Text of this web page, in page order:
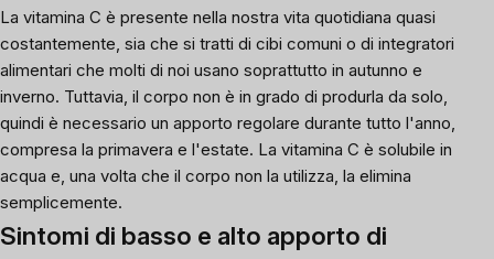
La vitamina C è presente nella nostra vita quotidiana quasi
costantemente, sia che si tratti di cibi comuni o di integratori
alimentari che molti di noi usano soprattutto in autunno e
inverno. Tuttavia, il corpo non è in grado di produrla da solo,
quindi è necessario un apporto regolare durante tutto l'anno,
compresa la primavera e l'estate. La vitamina C è solubile in
acqua e, una volta che il corpo non la utilizza, la elimina
semplicemente.
Sintomi di basso e alto apporto di